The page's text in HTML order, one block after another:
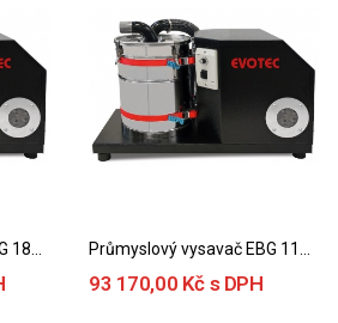
Průmyslový vysavač EBG 1800 (230 V) Průmyslový vysavač EBG 1100 (230 V)
93 170,00 Kč s DPH